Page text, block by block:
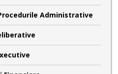
Administrative